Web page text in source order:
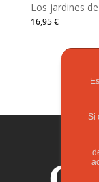
Los jardines
16,95€
Si